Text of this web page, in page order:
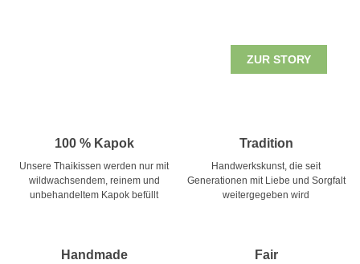
ZUR STORY
100 % Kapok
Unsere Thaikissen werden nur mit
wildwachsendem, reinem und
unbehandeltem Kapok befüllt
Tradition
Handwerkskunst, die seit
Generationen mit Liebe und Sorgfalt
weitergegeben wird
Handmade Fair